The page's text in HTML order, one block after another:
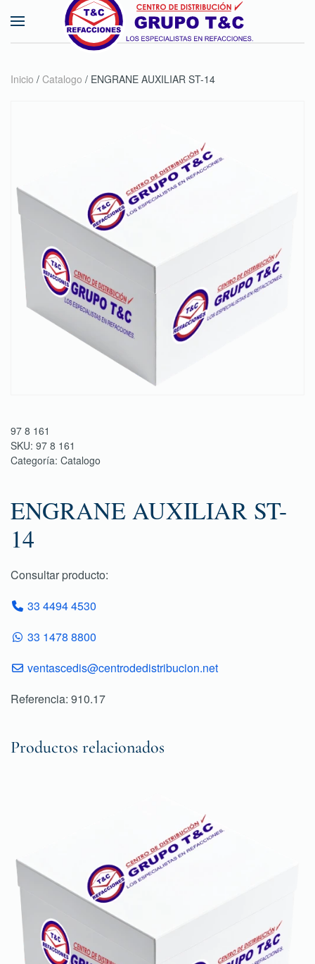
Skip to main content
Inicio / Catalogo / ENGRANE AUXILIAR ST-14
97 8 161
SKU: 97 8 161
Categoría: Catalogo
ENGRANE AUXILIAR ST-
14
Consultar producto:
33 4494 4530
33 1478 8800
ventascedis@centrodedistribucion.net
Referencia: 910.17
Productos relacionados